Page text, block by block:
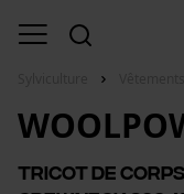
Tricot de